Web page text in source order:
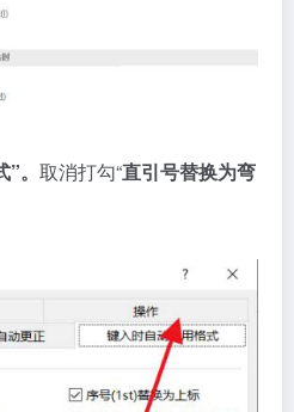
。 取消打勾“直引号替换为弯